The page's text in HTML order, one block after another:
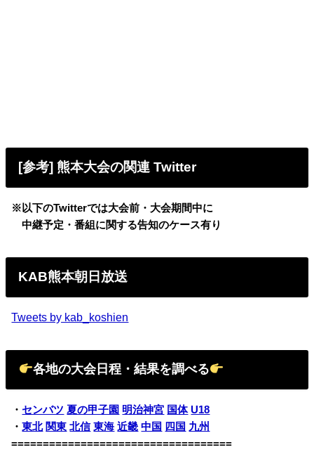
[参考] 熊本大会の関連 Twitter
※以下のTwitterでは大会前・大会期間中に
中継予定・番組に関する告知のケース有り
KAB熊本朝日放送
Tweets by kab_koshien
各地の大会日程・結果を調べる
・ センバツ 夏の甲子園 明治神宮 国体 U18
・東北 関東 北信 東海 近畿 中国 四国 九州
===================================